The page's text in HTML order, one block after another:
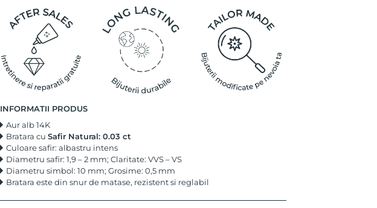
INFORMATII PRODUS
Aur alb 14K
Bratara cu Safir Natural: 0.03 ct
Culoare safir: albastru intens
Diametru safir: 1,9 – 2 mm; Claritate: VVS – VS
Diametru simbol: 10 mm; Grosime: 0,5 mm
Bratara este din snur de matase, rezistent si reglabil